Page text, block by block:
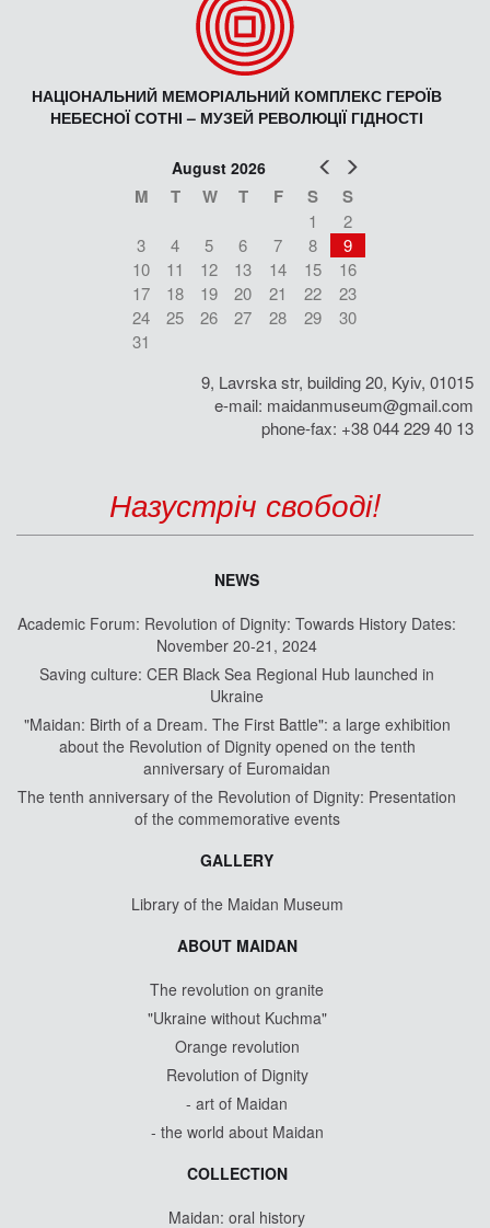
НАЦІОНАЛЬНИЙ МЕМОРІАЛЬНИЙ КОМПЛЕКС ГЕРОЇВ
НЕБЕСНОЇ СОТНІ – МУЗЕЙ РЕВОЛЮЦІЇ ГІДНОСТІ
Prev
August 2026
M T W T F S S
1
2
3
4 5 6 7 8
9
10
11 12 13 14 15
16
17
18 19 20 21 22
23
24
25 26 27 28 29
30
31
9, Lavrska str, building 20, Kyiv, 01015
e-mail: maidanmuseum@gmail.com
phone-fax: +38 044 229 40 13
Назустріч свободі!
NEWS
Academic Forum: Revolution of Dignity: Towards History Dates:
November 20-21, 2024
Saving culture: CER Black Sea Regional Hub launched in
Ukraine
"Maidan: Birth of a Dream. The First Battle": a large exhibition
about the Revolution of Dignity opened on the tenth
anniversary of Euromaidan
The tenth anniversary of the Revolution of Dignity: Presentation
of the commemorative events
GALLERY
Library of the Maidan Museum
ABOUT MAIDAN
The revolution on granite
"Ukraine without Kuchma"
Orange revolution
Revolution of Dignity
- art of Maidan
- the world about Maidan
COLLECTION
Maidan: oral history